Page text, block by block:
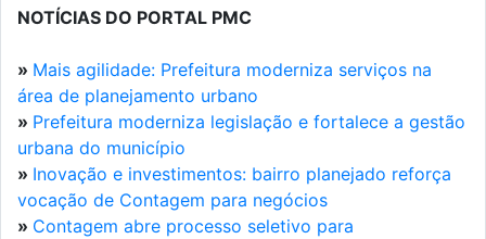
NOTÍCIAS DO PORTAL PMC
» Mais agilidade: Prefeitura moderniza serviços na
área de planejamento urbano
» Prefeitura moderniza legislação e fortalece a gestão
urbana do município
» Inovação e investimentos: bairro planejado reforça
vocação de Contagem para negócios
» Contagem abre processo seletivo para